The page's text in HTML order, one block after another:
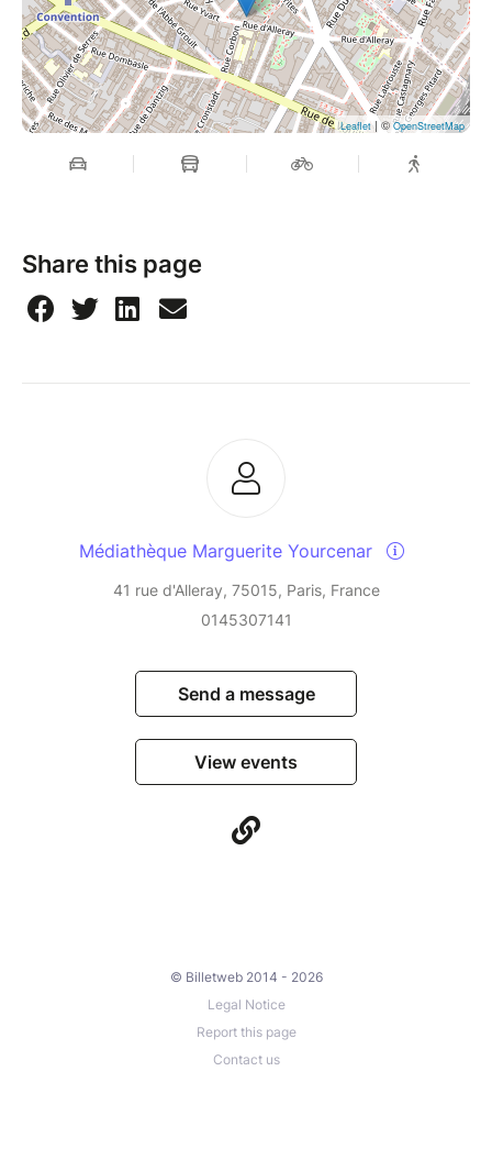
Leaflet| ©OpenStreetMap
Share this page
Médiathèque Marguerite Yourcenar
41 rue d'Alleray, 75015, Paris, France
0145307141
Send a message
View events
© Billetweb 2014 - 2026
Legal Notice
Report this page
Contact us